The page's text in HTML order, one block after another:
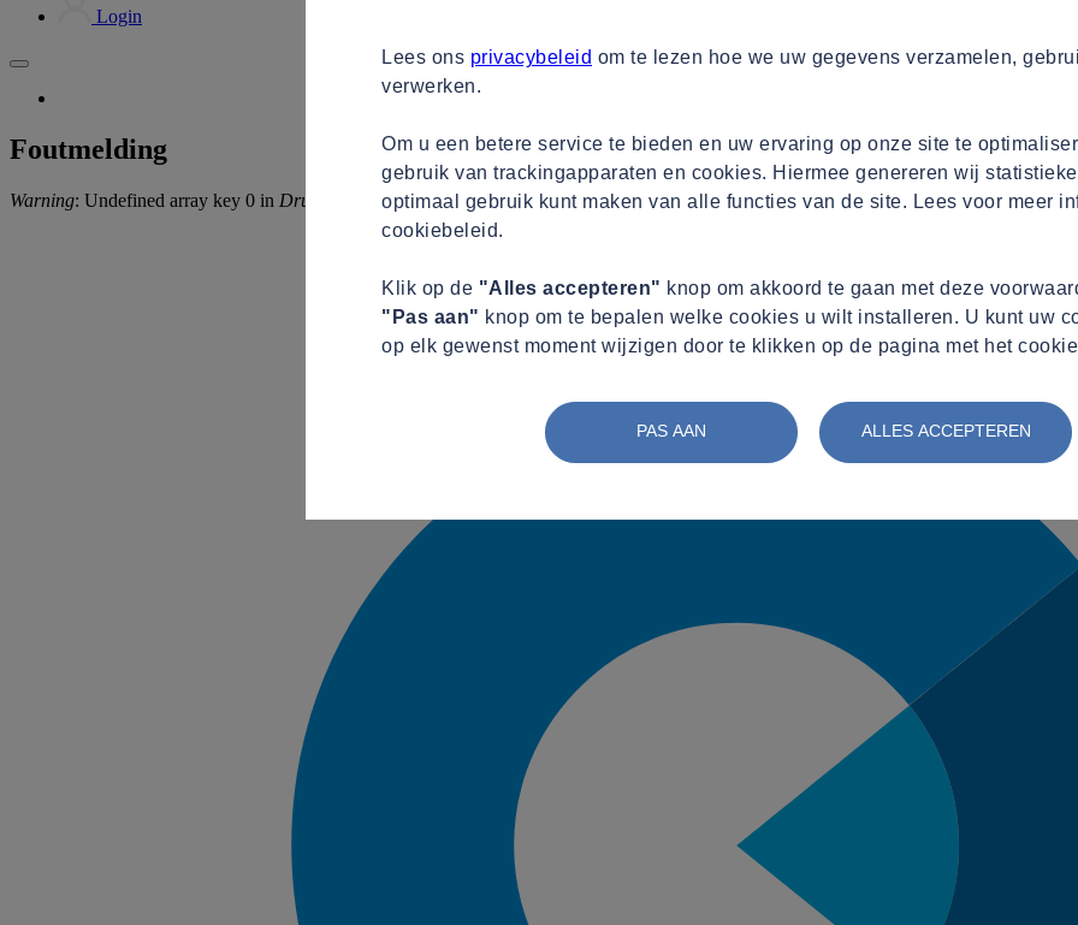
Login
Foutmelding
Warning: Undefined array key 0 in Drupal\app_core\Preprocess\PreprocessParagraph->preprocessPushConversion() (line206of
Lees ons privacybeleid om te lezen hoe we uw gegevens verzamelen,
verwerken.
Om u een betere service te bieden en uw ervaring op onze site te
gebruik van trackingapparaten en cookies. Hiermee genereren wij
optimaal gebruik kunt maken van alle functies van de site. Lees voor meer
cookiebeleid.
Klik op de "Alles accepteren" knop om akkoord te gaan met deze
"Pas aan" knop om te bepalen welke cookies u wilt installeren. U kunt uw
op elk gewenst moment wijzigen door te klikken op de pagina met het
PAS AAN ALLES ACCEPTEREN